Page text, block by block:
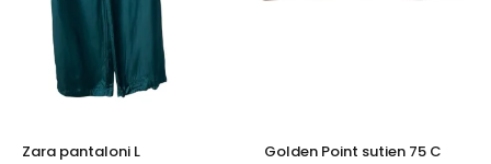
Zara pantaloni L
Golden Point sutien 75 C